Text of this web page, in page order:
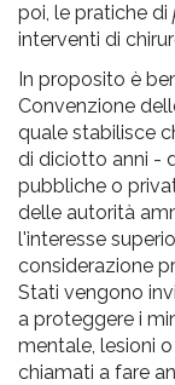
poi, le pratiche di
interventi di
In proposito è
Convenzione
quale stabilisce
di diciotto anni -
pubbliche o
delle autorità
l'interesse
considerazione
Stati vengono
a proteggere i
mentale, lesioni
chiamati a fare